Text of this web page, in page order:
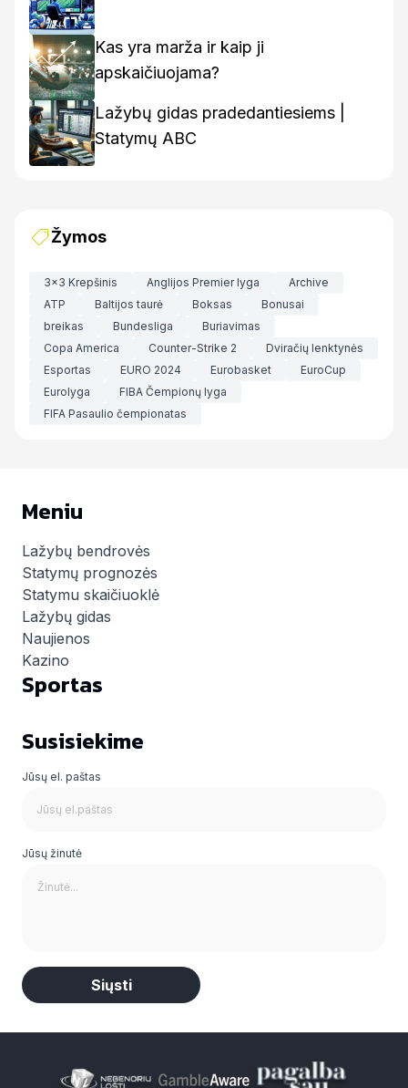
Kas yra marža ir kaip ji
apskaičiuojama?
Lažybų gidas pradedantiesiems |
Statymų ABC
Žymos
3x3 Krepšinis Anglijos Premier lyga
Archive
ATP
Baltijos taurė Boksas
Bonusai
breikas
Bundesliga
Buriavimas
Copa America
Counter-Strike 2
Dviračių lenktynės
Esportas
EURO 2024 Eurobasket
EuroCup
Eurolyga
FIBA Čempionų lyga
FIFA Pasaulio čempionatas
Meniu
Lažybų bendrovės
Statymų prognozės
Statymu skaičiuoklė
Lažybų gidas
Naujienos
Kazino
Sportas
Susisiekime
Jūsų el. paštas
Jūsų žinutė